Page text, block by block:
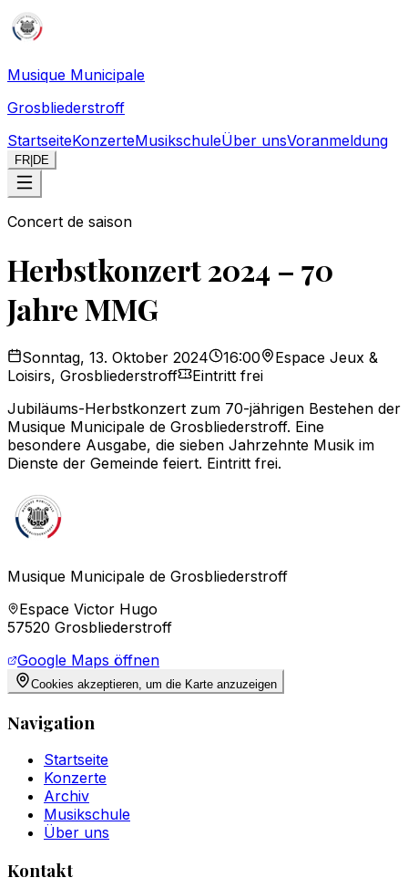
Musique Municipale
Grosbliederstroff
StartseiteKonzerteMusikschuleÜber unsVoranmeldung
FR DE
Concert de saison
Herbstkonzert 2024 – 70
Jahre MMG
Sonntag, 13. Oktober 2024 16:00
Espace Jeux &
Loisirs, Grosbliederstroff
Eintritt frei
Jubiläums-Herbstkonzert zum 70-jährigen Bestehen der
Musique Municipale de Grosbliederstroff. Eine
besondere Ausgabe, die sieben Jahrzehnte Musik im
Dienste der Gemeinde feiert. Eintritt frei.
Musique Municipale de Grosbliederstroff
Espace Victor Hugo
57520 Grosbliederstroff
Google Maps öffnen
Cookies akzeptieren, um die Karte anzuzeigen
Navigation
Startseite
Konzerte
Archiv
Musikschule
Über uns
Kontakt